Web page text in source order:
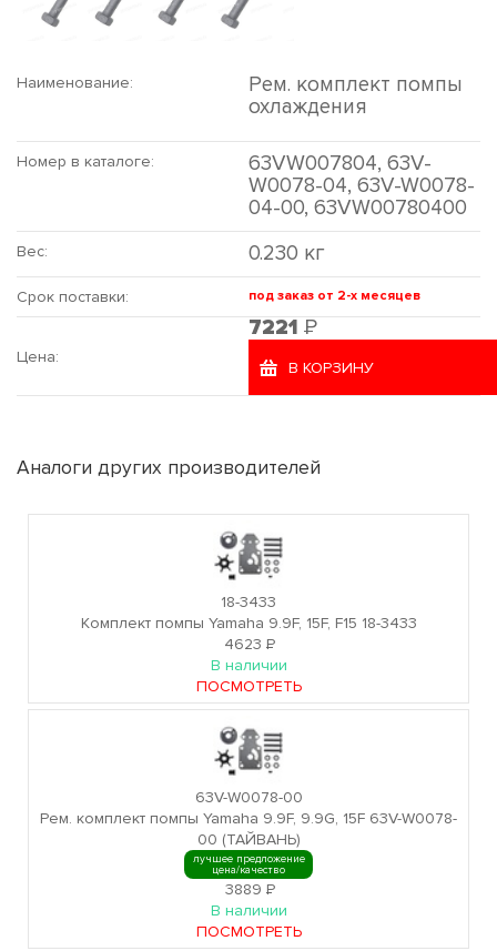
Наименование:
Рем. комплект помпы
охлаждения
Номер в каталоге:
63VW007804, 63V-
W0078-04, 63V-W0078-
04-00, 63VW00780400
Вес: 0.230 кг
Срок поставки: под заказ от 2-х месяцев
Цена:
7221 Р
В КОРЗИНУ
Аналоги других производителей
18-3433
Комплект помпы Yamaha 9.9F, 15F, F15 18-3433
4623Р
В наличии
ПОСМОТРЕТЬ
63V-W0078-00
Рем. комплект помпы Yamaha 9.9F, 9.9G, 15F 63V-W0078-
00 (ТАЙВАНЬ)
лучшее предложение
цена/качество
3889 Р
В наличии
ПОСМОТРЕТЬ